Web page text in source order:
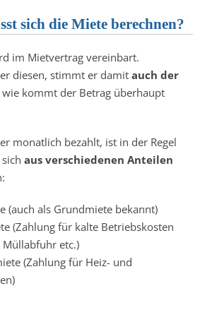
sich die Miete berechnen?
im Mietvertrag vereinbart.
diesen, stimmt er damit auch der
kommt der Betrag überhaupt
monatlich bezahlt, ist in der Regel
aus verschiedenen Anteilen
(auch als Grundmiete bekannt)
(Zahlung für kalte Betriebskosten
etc.)
(Zahlung für Heiz- und